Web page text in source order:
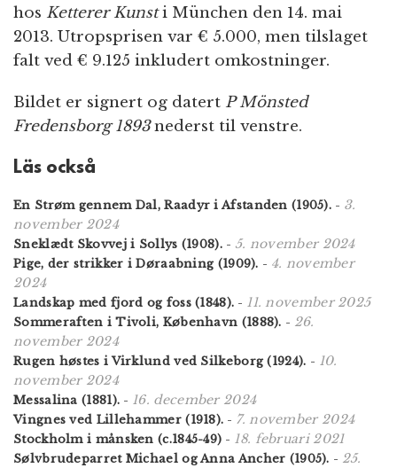
hos Ketterer Kunsti München den 14. mai
2013. Utropsprisen var € 5.000, men tilslaget
falt ved € 9.125 inkludert omkostninger.
Bildet er signert og datert P Mönsted
Fredensborg 1893nederst til venstre.
Läs också
En Strøm gennem Dal, Raadyr i Afstanden (1905). - 3.
november 2024
Sneklædt Skovvej i Sollys (1908).- 5. november 2024
Pige, der strikker i Døraabning (1909). - 4. november
2024
Landskap med fjord og foss (1848). - 11. november 2025
Sommeraften i Tivoli, København (1888). - 26.
november 2024
Rugen høstes i Virklund ved Silkeborg (1924). - 10.
november 2024
Messalina (1881). - 16. december 2024
Vingnes ved Lillehammer (1918). - 7. november 2024
Stockholm i månsken (c.1845-49) - 18. februari 2021
Sølvbrudeparret Michael og Anna Ancher (1905). - 25.